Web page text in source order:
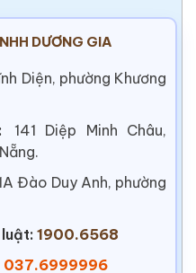
DƯƠNG GIA
Diện, phường Khương
141 Diệp Minh Châu,
Đào Duy Anh, phường
1900.6568
037.6999996